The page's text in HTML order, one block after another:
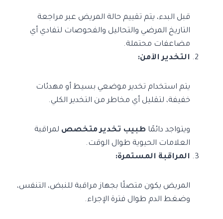
قبل البدء، يتم تقييم حالة المريض عبر مراجعة
التاريخ المرضي والتحاليل والفحوصات لتفادي أي
مضاعفات محتملة.
التخدير الآمن:
يتم استخدام تخدير موضعي بسيط أو مهدئات
خفيفة، لتقليل أي مخاطر من التخدير الكلي.
ويتواجد دائمًا طبيب تخدير متخصص لمراقبة
العلامات الحيوية طوال الوقت.
المراقبة المستمرة:
المريض يكون متصلًا بجهاز مراقبة للنبض، التنفس،
وضغط الدم طوال فترة الإجراء.